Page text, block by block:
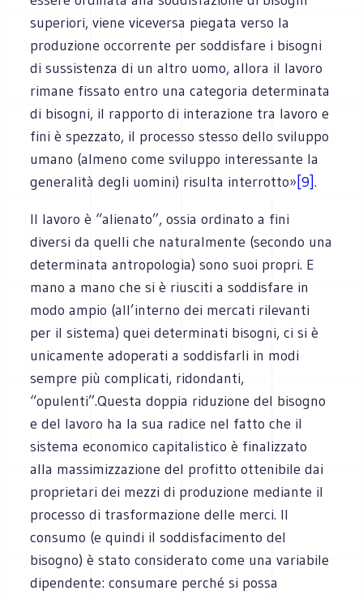
superiori, viene viceversa piegata verso la
produzione occorrente per soddisfare i bisogni
di sussistenza di un altro uomo, allora il lavoro
rimane fissato entro una categoria determinata
di bisogni, il rapporto di interazione tra lavoro e
fini è spezzato, il processo stesso dello sviluppo
umano (almeno come sviluppo interessante la
generalità degli uomini) risulta interrotto»[9].
Il lavoro è “alienato”, ossia ordinato a fini
diversi da quelli che naturalmente (secondo una
determinata antropologia) sono suoi propri. E
mano a mano che si è riusciti a soddisfare in
modo ampio (all’interno dei mercati rilevanti
per il sistema) quei determinati bisogni, ci si è
unicamente adoperati a soddisfarli in modi
sempre più complicati, ridondanti,
“opulenti”.Questa doppia riduzione del bisogno
e del lavoro ha la sua radice nel fatto che il
sistema economico capitalistico è finalizzato
alla massimizzazione del profitto ottenibile dai
proprietari dei mezzi di produzione mediante il
processo di trasformazione delle merci. Il
consumo (e quindi il soddisfacimento del
bisogno) è stato considerato come una variabile
dipendente: consumare perché si possa